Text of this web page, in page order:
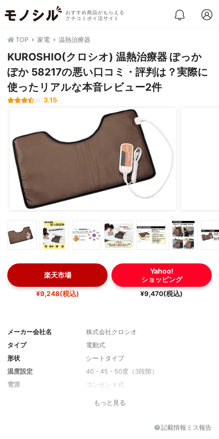
おすすめ商品がもらえる
クチコミポイ活サイト
TOP 家電 温熱治療器
KUROSHIO(クロシオ) 温熱治療器 ぽっか
ぽか 58217の悪い口コミ・評判は？実際に
使ったリアルな本音レビュー2件
3.15
楽天市場
¥9,248(税込)
Yahoo!
ショッピング
¥9,470(税込)
メーカー会社名
株式会社クロシオ
タイプ
電動式
形状
シートタイプ
温度設定
40・45・50度（3段階）
電源
コンセント式
約30分・約60分
もっと見る
記載情報ミス報告